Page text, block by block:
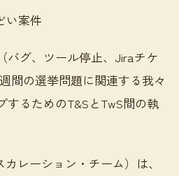
い案件
バグ、ツール停止、Jiraチケ
間の選挙問題に関連する我々
するためのT&SとTwS間の執
レーション・チーム）は、